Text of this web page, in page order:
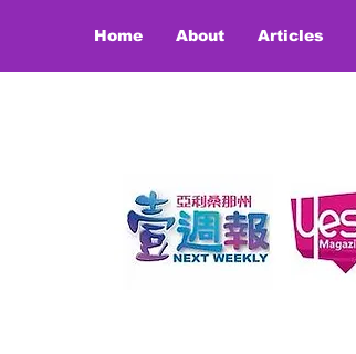
Home About Articles